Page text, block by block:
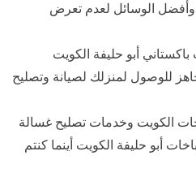
وأفضل الوسائل لعدم تعرض
أبو حليفة الكويت
للوصول لمنزلك لصيانة وتصليح
الكويت وخدمات تصليح غسالة
أبو حليفة الكويت أينما كنتم